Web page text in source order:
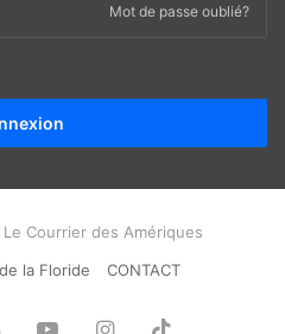
Mot de passe oublié?
Courrier des Amériques
la Floride CONTACT
LinkedinYouTubeInstagram